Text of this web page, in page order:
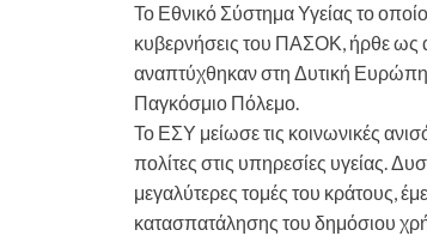
Το Εθνικό Σύστημα Υγείας το
κυβερνήσεις του ΠΑΣΟΚ, ήρθε ως
αναπτύχθηκαν στη Δυτική Ευρώπη
Παγκόσμιο Πόλεμο.
Το ΕΣΥ μείωσε τις κοινωνικές
πολίτες στις υπηρεσίες υγείας.
μεγαλύτερες τομές του κράτους,
κατασπατάλησης του δημόσιου